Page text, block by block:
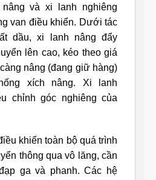
và xi lanh nghiêng
van điều khiển. Dưới tác
dầu, xi lanh nâng đẩy
lên cao, kéo theo giá
nâng (đang giữ hàng)
xích nâng. Xi lanh
chỉnh góc nghiêng của
khiển toàn bộ quá trình
thông qua vô lăng, cần
ga và phanh. Các hệ